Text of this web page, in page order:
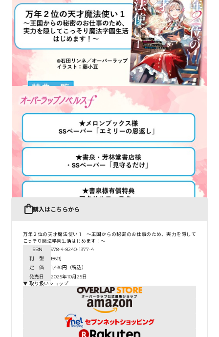
購入はこちらから
万年２位の天才魔法使い 1 ～王国からの秘密のお仕事のため、実力を隠して
こっそり魔法学園生活はじめます！～
ISBN
978-4-8240-1377-4
判 型
B6判
定 価
1,430円（税込）
発売日
2025年10月25日
▼ 取り扱いショップ